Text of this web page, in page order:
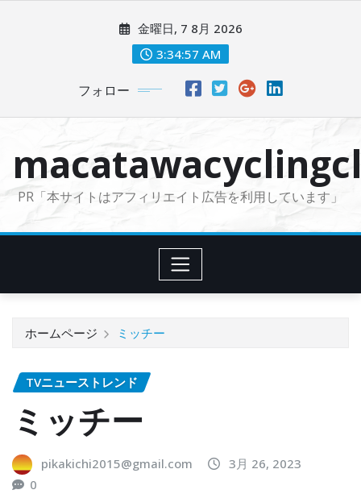
に
金曜日, 7 8月 2026
3:34:58 AM
フォロー
PR「本サイトはアフィリエイト広告を利用しています」
ホームページ ミッチー
TVニューストレンド
ミッチー
pikakichi2015@gmail.com
3月 26, 2023
0